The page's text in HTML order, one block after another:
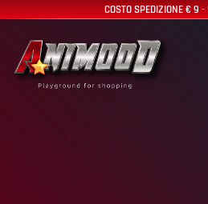
Salta
contenuti
COSTO SPEDIZIONE € 9-